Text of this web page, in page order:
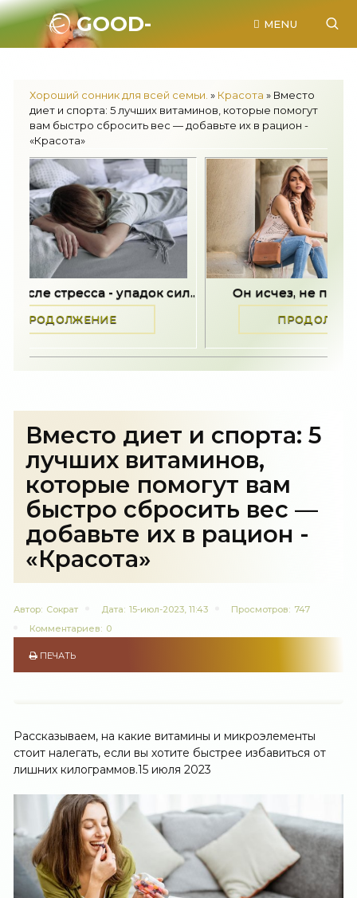
GOOD-
MENU
Хороший сонник для всей семьи. » Красота » Вместо
диет и спорта: 5 лучших витаминов, которые помогут
вам быстро сбросить вес — добавьте их в рацион -
«Красота»
- упадок сил.. Он исчез, не попрощавшись -..
Вместо диет и спорта: 5
лучших витаминов,
которые помогут вам
быстро сбросить вес —
добавьте их в рацион -
«Красота»
Автор: Сократ Дата: 15-июл-2023, 11:43 Просмотров: 747
Комментариев: 0
ПЕЧАТЬ
Рассказываем, на какие витамины и микроэлементы
стоит налегать, если вы хотите быстрее избавиться от
лишних килограммов.15 июля 2023